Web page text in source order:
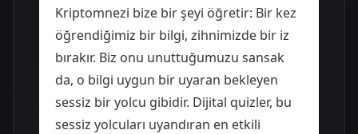
Kriptomnezi bize bir şeyi öğretir: Bir kez
öğrendiğimiz bir bilgi, zihnimizde bir iz
bırakır. Biz onu unuttuğumuzu sansak
da, o bilgi uygun bir uyaran bekleyen
sessiz bir yolcu gibidir. Dijital quizler, bu
sessiz yolcuları uyandıran en etkili